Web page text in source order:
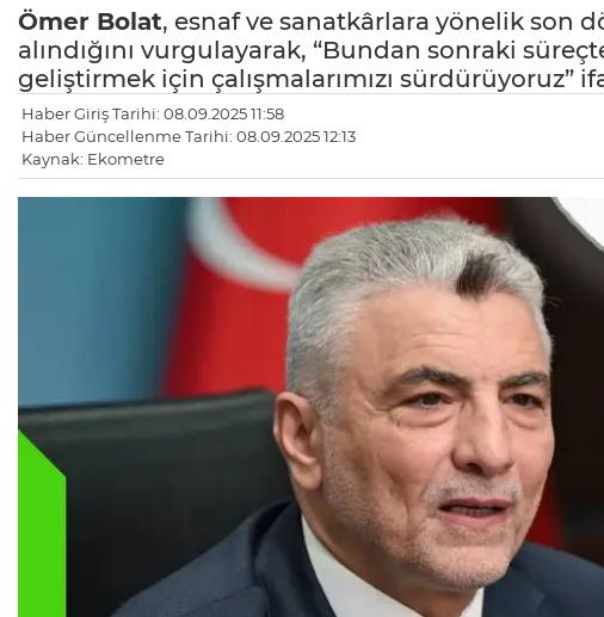
Ömer Bolat, esnaf ve sanatkârlara yönelik son
alındığını vurgulayarak, “Bundan sonraki
geliştirmek için çalışmalarımızı sürdürüyoruz”
Haber Giriş Tarihi: 08.09.2025 11:58
Haber Güncellenme Tarihi: 08.09.2025 12:13
Kaynak: Ekometre